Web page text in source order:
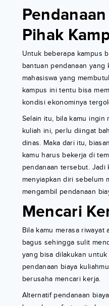
Pihak
Untuk beberapa kampus
bantuan pendanaan
mahasiswa yang
kampus ini tentu bisa
kondisi ekonominya
Selain itu, bila kamu ingin
kuliah ini, perlu diingat
dinas. Maka dari itu,
kamu harus bekerja di
pendanaan tersebut. Jadi
menyiapkan diri sebelum
mengambil pendanaan
Mencari
Bila kamu merasa riwayat
bagus sehingga sulit
yang bisa dilakukan
pendanaan biaya
berusaha mencari kerja.
Alternatif pendanaan